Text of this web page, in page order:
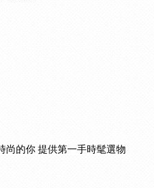
尚的你 提供第一手時髦選物